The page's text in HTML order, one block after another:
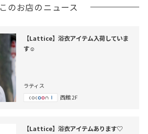
このお店のニュース
【Lattice】浴衣アイテム入荷していま
す☺︎
ラティス
西館 2F
【Lattice】浴衣アイテムあります♡